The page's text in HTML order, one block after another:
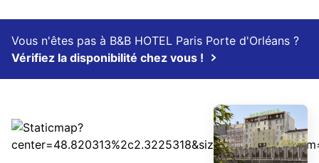
Vous n'êtes pas à B&B HOTEL Paris Porte d'Orléans ?
Vérifiez la disponibilité chez vous !